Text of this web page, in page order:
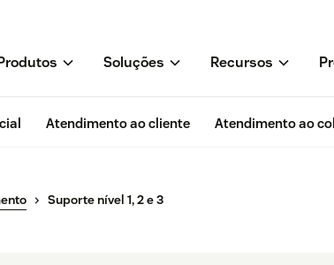
Soluções Recursos
Atendimento ao cliente Atendimento ao
Suporte nível 1, 2 e 3